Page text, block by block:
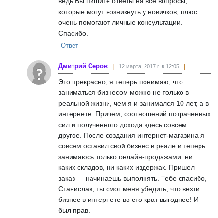
которые могут возникнуть у новичков, плюс
очень помогают личные консультации.
Спасибо.
Ответ
Дмитрий Серов 12 марта, 2017 г. в 12:05
Это прекрасно, я теперь понимаю, что
заниматься бизнесом можно не только в
реальной жизни, чем я и занимался 10 лет, а в
интернете. Причем, соотношений потраченных
сил и полученного дохода здесь совсем
другое. После создания интернет-магазина я
совсем оставил свой бизнес в реале и теперь
занимаюсь только онлайн-продажами, ни
каких складов, ни каких издержак. Пришел
заказ — начинаешь выполнять. Тебе спасибо,
Станислав, ты смог меня убедить, что везти
бизнес в интернете во сто крат выгоднее! И
был прав.